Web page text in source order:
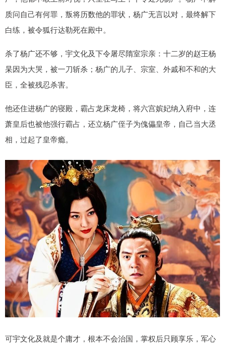
质问自己有何罪，叛将历数他的罪状，杨广无言以对，最终解下
白练，被令狐行达勒死在殿中。
杀了杨广还不够，宇文化及下令屠尽隋室宗亲：十二岁的赵王杨
杲因为大哭，被一刀斩杀；杨广的儿子、宗室、外戚和不和的大
臣，全被残忍杀害。
他还住进杨广的寝殿，霸占龙床龙椅，将六宫嫔妃纳入府中，连
萧皇后也被他强行霸占，还立杨广侄子为傀儡皇帝，自己当大丞
相，过起了皇帝瘾。
可宇文化及就是个庸才，根本不会治国，掌权后只顾享乐，军心